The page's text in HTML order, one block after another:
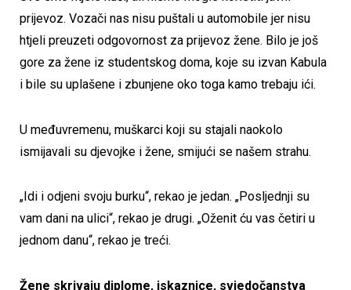
prijevoz. Vozači nas nisu puštali u automobile jer nisu
htjeli preuzeti odgovornost za prijevoz žene. Bilo je još
gore za žene iz studentskog doma, koje su izvan Kabula
i bile su uplašene i zbunjene oko toga kamo trebaju ići.
U međuvremenu, muškarci koji su stajali naokolo
ismijavali su djevojke i žene, smijući se našem strahu.
„Idi i odjeni svoju burku“, rekao je jedan. „Posljednji su
vam dani na ulici“, rekao je drugi. „Oženit ću vas četiri u
jednom danu“, rekao je treći.
Žene skrivaju diplome, iskaznice, svjedočanstva